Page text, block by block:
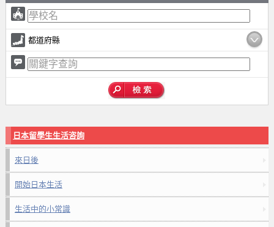
都道府縣
日本留學生生活咨詢
來日後
開始日本生活
生活中的小常識